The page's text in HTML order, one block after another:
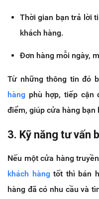
Thời gian bạn trả lời
khách hàng.
Đơn hàng mỗi ngày,
Từ những thông tin đó
hàng phù hợp, tiếp cận
điểm, giúp cửa hàng bạn
3. Kỹ năng tư vấn
Nếu một cửa hàng
khách hàng tốt thì bán
hàng đã có nhu cầu và